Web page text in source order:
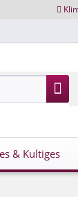
& Kultiges